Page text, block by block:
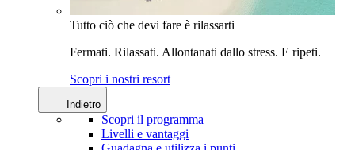
Tutto ciò che devi fare è rilassarti
Fermati. Rilassati. Allontanati dallo stress. E ripeti.
Scopri i nostri resort
Indietro
Scopri il programma
Livelli e vantaggi